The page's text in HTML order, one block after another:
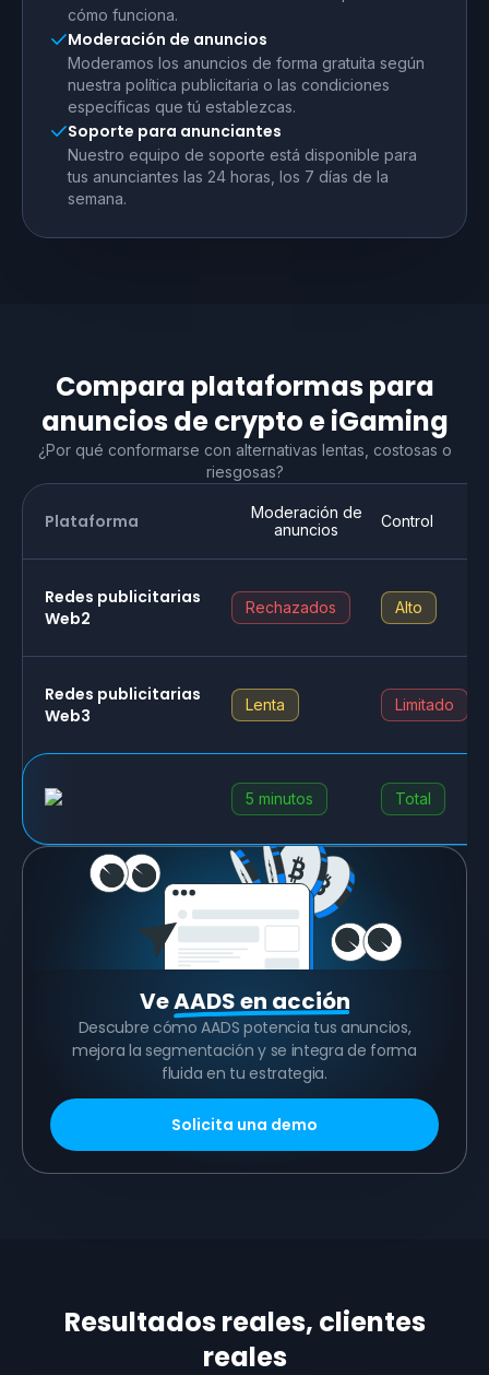
cómo funciona.
Moderación de anuncios
Moderamos los anuncios de forma gratuita según
nuestra política publicitaria o las condiciones
específicas que tú establezcas.
Soporte para anunciantes
Nuestro equipo de soporte está disponible para
tus anunciantes las 24 horas, los 7 días de la
semana.
Compara plataformas para
anuncios de crypto e iGaming
¿Por qué conformarse con alternativas lentas, costosas o
riesgosas?
Plataforma
Moderación de
anuncios
Control
Redes publicitarias
Web2
Rechazados Alto
Redes publicitarias
Web3
Lenta Limitado
5 minutos Total
VeAADS en acción
Descubre cómo AADS potencia tus anuncios,
mejora la segmentación y se integra de forma
fluida en tu estrategia.
Solicita una demo
Resultados reales, clientes
reales